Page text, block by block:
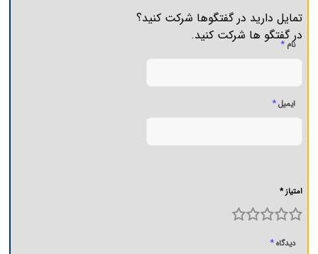
تمایل دارید در گفتگوها شرکت کنید؟
در گفتگو ها شرکت کنید.
نام*
ایمیل*
امتیاز *
4 3 2 1
دیدگاه*